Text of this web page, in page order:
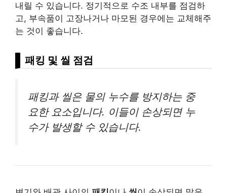
내릴 수 있습니다. 정기적으로 수조 내부를 점검하
고, 부속품이 고장나거나 마모된 경우에는 교체해주
는 것이 좋습니다.
패킹 및 씰 점검
패킹과 씰은 물의 누수를 방지하는 중
요한 요소입니다. 이들이 손상되면 누
수가 발생할 수 있습니다.